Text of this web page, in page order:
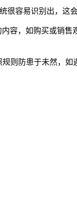
容易识别出，这
容，如购买或销
则防患于未然，如